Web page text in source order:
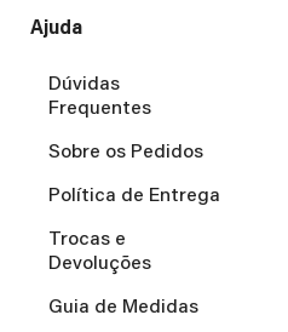
Ajuda
Dúvidas
Frequentes
Sobre os Pedidos
Política de Entrega
Trocas e
Devoluções
Guia de Medidas